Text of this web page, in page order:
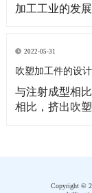
加工工业的发
铝70／75是制
机加工性能好
2022-05-31
吹塑加工件的设
与注射成型相
相比，挤出吹
Copyright ©